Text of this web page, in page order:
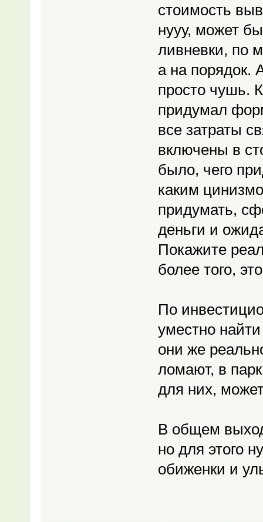
стоимость
нууу, может
ливневки, по
а на порядок.
просто чушь.
придумал
все затраты
включены в
было, чего
каким
придумать,
деньги и
Покажите
более того,
По
уместно
они же
ломают, в
для них, может
В общем
но для этого
обиженки и